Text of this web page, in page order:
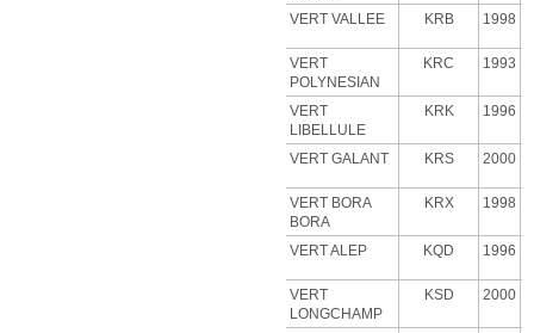
VERT VALLEE KRB 1998
VERT
POLYNESIAN
KRC 1993
VERT
LIBELLULE
KRK 1996
VERT GALANT KRS 2000
VERT BORA
BORA
KRX 1998
VERT ALEP KQD 1996
VERT
LONGCHAMP
KSD 2000